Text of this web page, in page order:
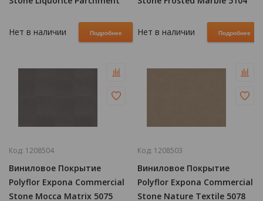
Нет в наличии
Подробнее Нет в наличии Подробнее
Код: 1208504
Виниловое Покрытие
Polyflor Expona Commercial
Stone Mocca Matrix 5075
Код: 1208503
Виниловое Покрытие
Polyflor Expona Commercial
Stone Nature Textile 5078